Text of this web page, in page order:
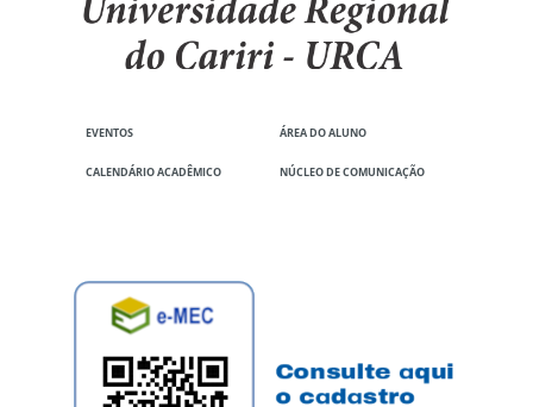
EVENTOS ÁREA DO ALUNO
CALENDÁRIO ACADÊMICO NÚCLEO DE COMUNICAÇÃO